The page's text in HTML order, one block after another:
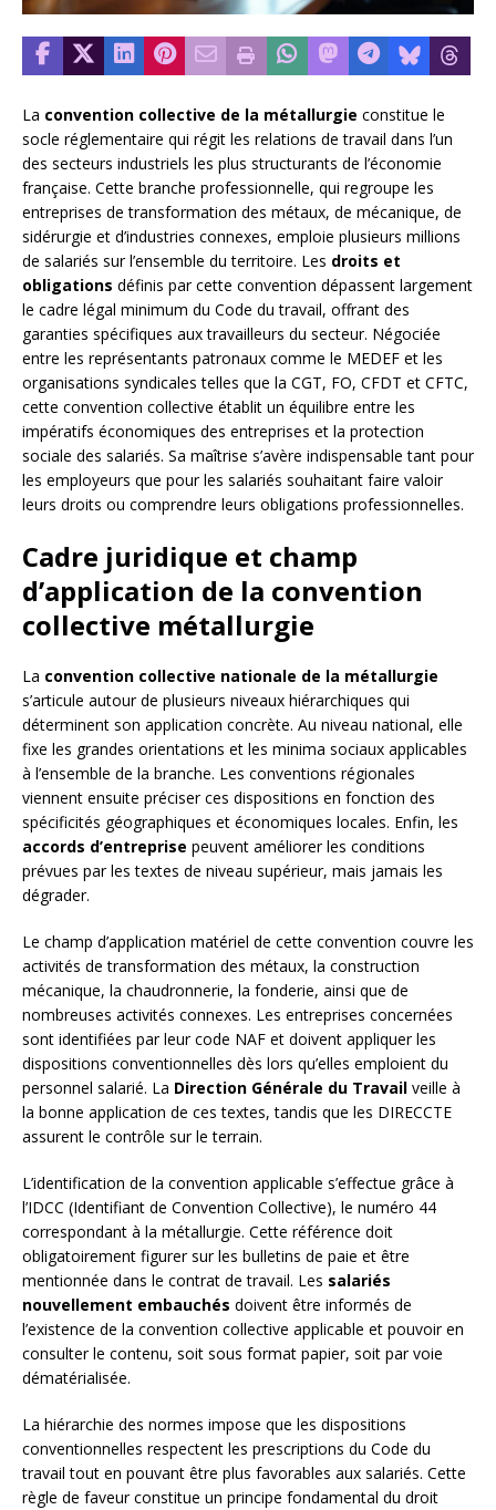
La convention collective de la métallurgie constitue le
socle réglementaire qui régit les relations de travail dans l’un
des secteurs industriels les plus structurants de l’économie
française. Cette branche professionnelle, qui regroupe les
entreprises de transformation des métaux, de mécanique, de
sidérurgie et d’industries connexes, emploie plusieurs millions
de salariés sur l’ensemble du territoire. Les droits et
obligations définis par cette convention dépassent largement
le cadre légal minimum du Code du travail, offrant des
garanties spécifiques aux travailleurs du secteur. Négociée
entre les représentants patronaux comme le MEDEF et les
organisations syndicales telles que la CGT, FO, CFDT et CFTC,
cette convention collective établit un équilibre entre les
impératifs économiques des entreprises et la protection
sociale des salariés. Sa maîtrise s’avère indispensable tant pour
les employeurs que pour les salariés souhaitant faire valoir
leurs droits ou comprendre leurs obligations professionnelles.
Cadre juridique et champ
d’application de la convention
collective métallurgie
La convention collective nationale de la métallurgie
s’articule autour de plusieurs niveaux hiérarchiques qui
déterminent son application concrète. Au niveau national, elle
fixe les grandes orientations et les minima sociaux applicables
à l’ensemble de la branche. Les conventions régionales
viennent ensuite préciser ces dispositions en fonction des
spécificités géographiques et économiques locales. Enfin, les
accords d’entreprise peuvent améliorer les conditions
prévues par les textes de niveau supérieur, mais jamais les
dégrader.
Le champ d’application matériel de cette convention couvre les
activités de transformation des métaux, la construction
mécanique, la chaudronnerie, la fonderie, ainsi que de
nombreuses activités connexes. Les entreprises concernées
sont identifiées par leur code NAF et doivent appliquer les
dispositions conventionnelles dès lors qu’elles emploient du
personnel salarié. La Direction Générale du Travail veille à
la bonne application de ces textes, tandis que les DIRECCTE
assurent le contrôle sur le terrain.
L’identification de la convention applicable s’effectue grâce à
l’IDCC (Identifiant de Convention Collective), le numéro 44
correspondant à la métallurgie. Cette référence doit
obligatoirement figurer sur les bulletins de paie et être
mentionnée dans le contrat de travail. Les salariés
nouvellement embauchés doivent être informés de
l’existence de la convention collective applicable et pouvoir en
consulter le contenu, soit sous format papier, soit par voie
dématérialisée.
La hiérarchie des normes impose que les dispositions
conventionnelles respectent les prescriptions du Code du
travail tout en pouvant être plus favorables aux salariés. Cette
règle de faveur constitue un principe fondamental du droit